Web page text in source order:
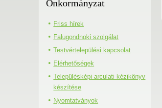
Önkormányzat
Friss hírek
Falugondnoki szolgálat
Testvértelepülési kapcsolat
Elérhetőségek
Településképi arculati kézikönyv
készítése
Nyomtatványok